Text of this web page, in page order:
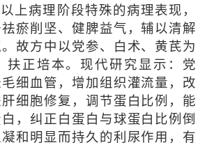
上病理阶段特殊的病理表现，
瘀削坚、健脾益气，辅以清解
故方中以党参、白术、黄芪为
扶正培本。现代研究显示：党
细血管，增加组织灌流量，改
细胞修复，调节蛋白比例，能
，纠正白蛋白与球蛋白比例倒
和明显而持久的利尿作用，有